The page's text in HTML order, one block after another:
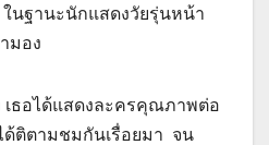
ในฐานะนักแสดงวัยรุ่นหน้า
มอง
เธอได้แสดงละครคุณภาพต่อ
ด้ติตามชมกันเรื่อยมา จน